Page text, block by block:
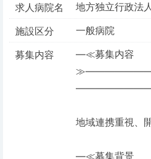
求人病院名
地方独立行政法
施設区分
一般病院
募集内容
―≪募集内容
地域連携重視、
―≪募集背景